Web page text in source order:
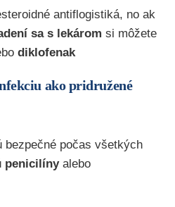
antiflogistiká, no ak
sa s lekárom si môžete
diklofenak
ako pridružené
bezpečné počas všetkých
penicilíny alebo